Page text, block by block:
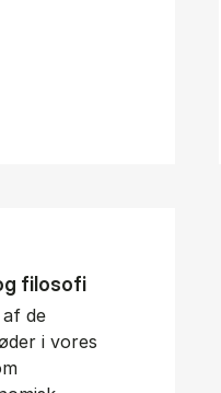
and Ser­vice
fi­lo­so­fi
de
i vores